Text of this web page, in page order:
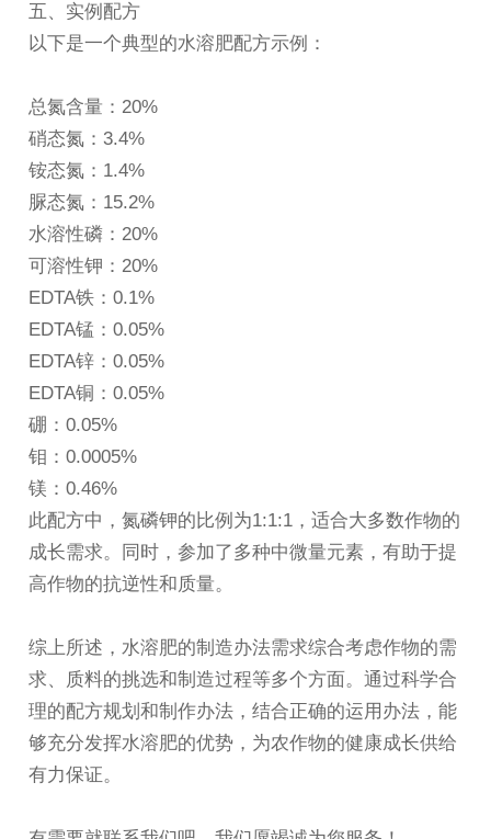
五、实例配方
以下是一个典型的水溶肥配方示例：
总氮含量：20%
硝态氮：3.4%
铵态氮：1.4%
脲态氮：15.2%
水溶性磷：20%
可溶性钾：20%
EDTA铁：0.1%
EDTA锰：0.05%
EDTA锌：0.05%
EDTA铜：0.05%
硼：0.05%
钼：0.0005%
镁：0.46%
此配方中，氮磷钾的比例为1:1:1，适合大多数作物的
成长需求。同时，参加了多种中微量元素，有助于提
高作物的抗逆性和质量。
综上所述，水溶肥的制造办法需求综合考虑作物的需
求、质料的挑选和制造过程等多个方面。通过科学合
理的配方规划和制作办法，结合正确的运用办法，能
够充分发挥水溶肥的优势，为农作物的健康成长供给
有力保证。